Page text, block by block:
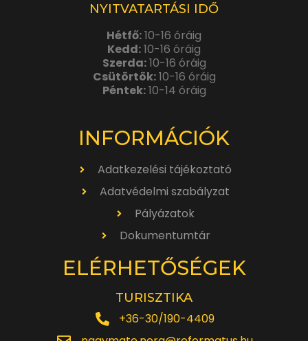
NYITVATARTÁSI IDŐ
Hétfő:10-16 óráig
Kedd:10-16 óráig
Szerda:10-16 óráig
Csütörtök:10-16 óráig
Péntek:10-14 óráig
INFORMÁCIÓK
Adatkezelési tájékoztató
Adatvédelmi szabályzat
Pályázatok
Dokumentumtár
ELÉRHETŐSÉGEK
TURISZTIKA
+36-30/190-4409